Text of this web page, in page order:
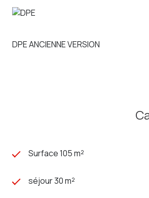
79 rue Jules Barni à AMIENS
RCS AMIENS 803 971 555 CP 8001
DPE ANCIENNE VERSION
Surface 105 m²
séjour 30 m²